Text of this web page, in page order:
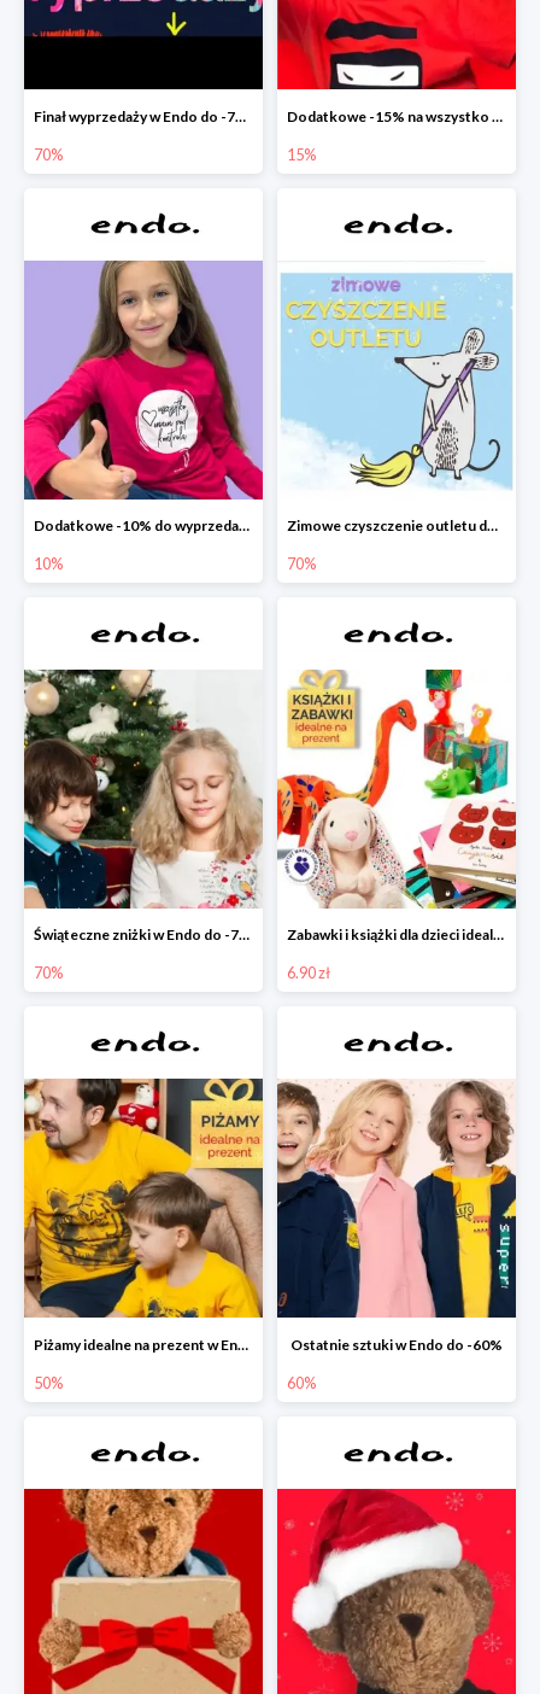
Finał wyprzedaży w Endo do -70%
70%
Dodatkowe -15% na wszystko z wyprzedaży w Endo
15%
Dodatkowe -10% do wyprzedaży w Endo
10%
Zimowe czyszczenie outletu do -70%
70%
Świąteczne zniżki w Endo do -70%
70%
Zabawki i książki dla dzieci idealne na prezent w Endo od 6,90 zł
6.90 zł
Piżamy idealne na prezent w Endo do -50%
50%
Ostatnie sztuki w Endo do -60%
60%